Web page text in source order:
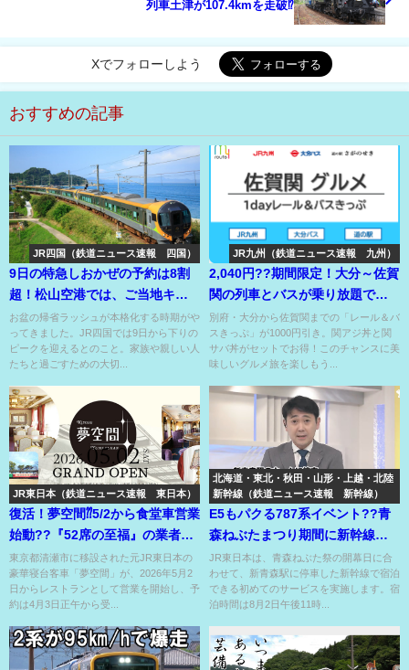
列車土津が107.4kmを走破⁉
Xでフォローしよう
おすすめの記事
JR四国（鉄道ニュース速報 四国）
9日の特急しおかぜの予約は8割
超！松山空港では、ご当地キャ
ラがお出迎え！
お盆の帰省ラッシュが本格化する時期がや
ってきました。JR四国では9日から下りの
ピークを迎えるとのこと。家族や親しい人
たちと過ごすための大切...
JR九州（鉄道ニュース速報 九州）
2,040円??期間限定！大分～佐賀
関の列車とバスが乗り放題で関
アジor関サバ丼付き??
別府・大分から佐賀関までの「レール＆バ
スきっぷ」が1000円引き。関アジ丼と関
サバ丼がセットでお得！このチャンスに美
味しいグルメ旅を楽しもう...
JR東日本（鉄道ニュース速報 東日本）
復活！夢空間⁇5/2から食堂車営業
始動??『52席の至福』の業者が
運営する??
東京都清瀬市に移設された元JR東日本の
豪華寝台客車「夢空間」が、2026年5月2
日からレストランとして営業を開始し、予
約は4月3日正午から受...
北海道・東北・秋田・山形・上越・北陸
新幹線（鉄道ニュース速報 新幹線）
E5もパクる787系イベント??青
森ねぶたまつり期間に新幹線車
内で夜明かしイベント??
JR東日本は、青森ねぶた祭の開幕日に合
わせて、新青森駅に停車した新幹線で宿泊
できる初めてのサービスを実施します。宿
泊時間は8月2日午後11時...